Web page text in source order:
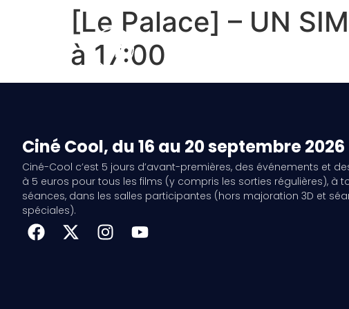
[Le Palace] – UN
à 17:00
Ciné Cool, du 16 au 20 septembre 2026
Ciné-Cool c’est 5 jours d’avant-premières, des événements et
à 5 euros pour tous les films (y compris les sorties régulières), à
séances, dans les salles participantes (hors majoration 3D et
spéciales).